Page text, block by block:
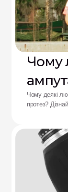
Чому
Чому деякі
протез?